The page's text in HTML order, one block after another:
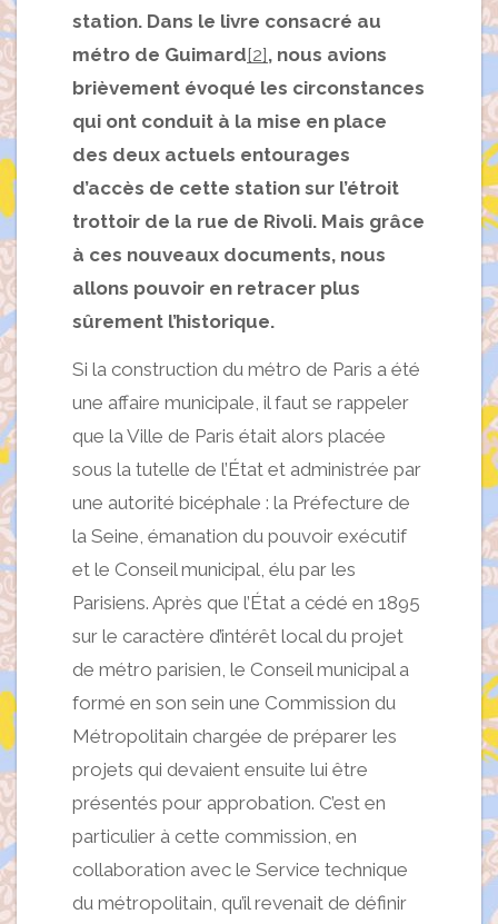
station. Dans le livre consacré au
métro de Guimard[2], nous avions
brièvement évoqué les circonstances
qui ont conduit à la mise en place
des deux actuels entourages
d’accès de cette station sur l’étroit
trottoir de la rue de Rivoli. Mais grâce
à ces nouveaux documents, nous
allons pouvoir en retracer plus
sûrement l’historique.
Si la construction du métro de Paris a été
une affaire municipale, il faut se rappeler
que la Ville de Paris était alors placée
sous la tutelle de l’État et administrée par
une autorité bicéphale : la Préfecture de
la Seine, émanation du pouvoir exécutif
et le Conseil municipal, élu par les
Parisiens. Après que l’État a cédé en 1895
sur le caractère d’intérêt local du projet
de métro parisien, le Conseil municipal a
formé en son sein une Commission du
Métropolitain chargée de préparer les
projets qui devaient ensuite lui être
présentés pour approbation. C’est en
particulier à cette commission, en
collaboration avec le Service technique
du métropolitain, qu’il revenait de définir